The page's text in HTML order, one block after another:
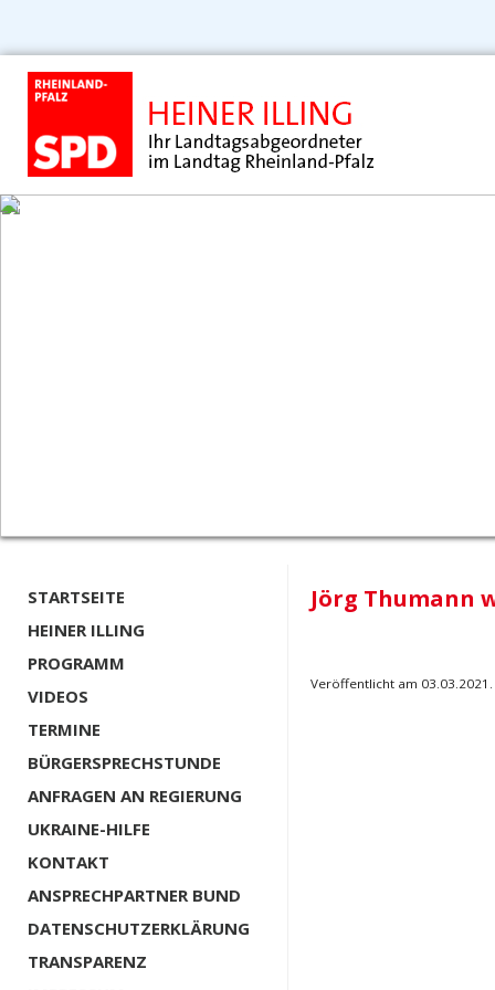
STARTSEITE
HEINER ILLING
PROGRAMM
VIDEOS
TERMINE
BÜRGERSPRECHSTUNDE
ANFRAGEN AN REGIERUNG
UKRAINE-HILFE
KONTAKT
ANSPRECHPARTNER BUND
DATENSCHUTZERKLÄRUNG
TRANSPARENZ
Jörg Thumann
Veröffentlicht am 03.03.2021.